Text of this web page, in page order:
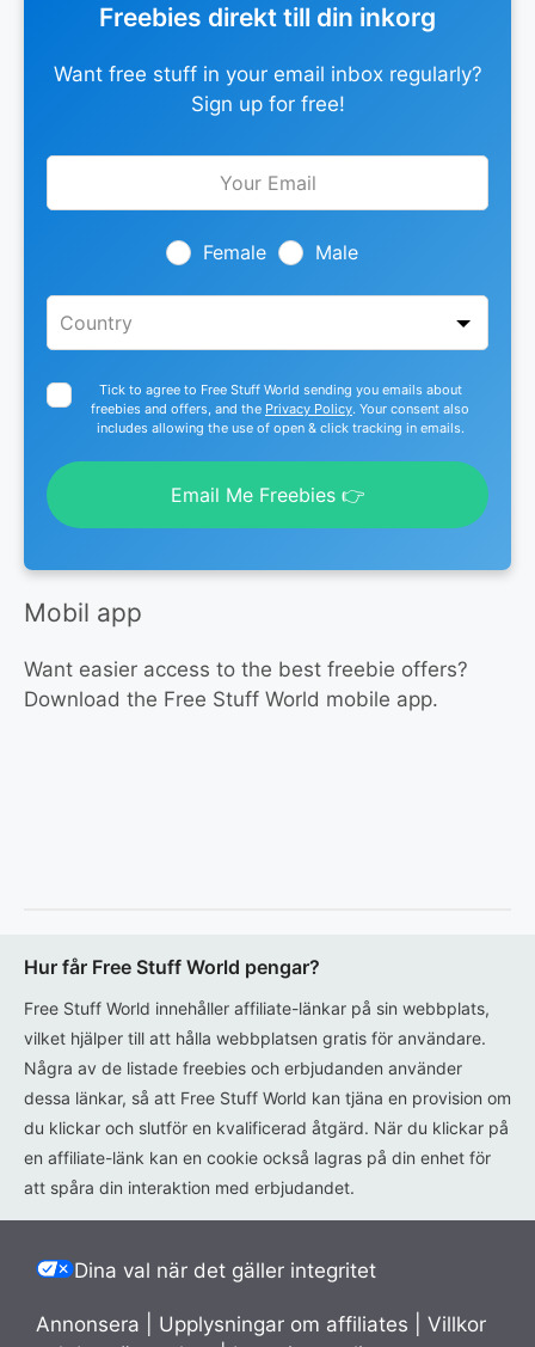
Freebies direkt till din inkorg
Want free stuff in your email inbox regularly?
Sign up for free!
Leave
Female Male
Tick to agree to Free Stuff World sending you emails about
freebies and offers, and the Privacy Policy. Your consent also
includes allowing the use of open & click tracking in emails.
Email Me Freebies 👉
Mobil app
Want easier access to the best freebie offers?
Download the Free Stuff World mobile app.
Hur får Free Stuff World pengar?
Free Stuff World innehåller affiliate-länkar på sin webbplats,
vilket hjälper till att hålla webbplatsen gratis för användare.
Några av de listade freebies och erbjudanden använder
dessa länkar, så att Free Stuff World kan tjäna en provision om
du klickar och slutför en kvalificerad åtgärd. När du klickar på
en affiliate-länk kan en cookie också lagras på din enhet för
att spåra din interaktion med erbjudandet.
Dina val när det gäller integritet
Annonsera Upplysningar om affiliates
Villkor